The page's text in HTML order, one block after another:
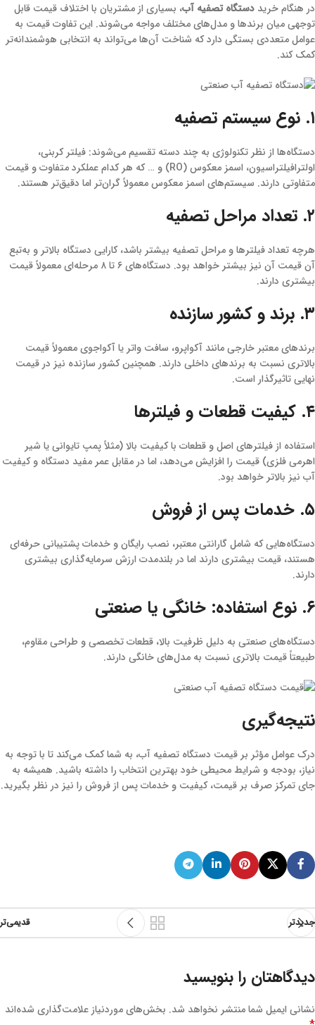
در هنگام خرید دستگاه تصفیه آب، بسیاری از مشتریان با اختلاف قیمت قابل
توجهی میان برندها و مدل‌های مختلف مواجه می‌شوند. این تفاوت قیمت به
عوامل متعددی بستگی دارد که شناخت آن‌ها می‌تواند به انتخابی هوشمندانه‌تر
کمک کند.
۱. نوع سیستم تصفیه
دستگاه‌ها از نظر تکنولوژی به چند دسته تقسیم می‌شوند: فیلتر کربنی،
اولترافیلتراسیون، اسمز معکوس (RO) و … که هر کدام عملکرد متفاوت و قیمت
متفاوتی دارند. سیستم‌های اسمز معکوس معمولاً گران‌تر اما دقیق‌تر هستند.
۲. تعداد مراحل تصفیه
هرچه تعداد فیلترها و مراحل تصفیه بیشتر باشد، کارایی دستگاه بالاتر و به‌تبع
آن قیمت آن نیز بیشتر خواهد بود. دستگاه‌های ۶ تا ۸ مرحله‌ای معمولاً قیمت
بیشتری دارند.
۳. برند و کشور سازنده
برندهای معتبر خارجی مانند آکواپرو، سافت واتر یا آکواجوی معمولاً قیمت
بالاتری نسبت به برندهای داخلی دارند. همچنین کشور سازنده نیز در قیمت
نهایی تاثیرگذار است.
۴. کیفیت قطعات و فیلترها
استفاده از فیلترهای اصل و قطعات با کیفیت بالا (مثلاً پمپ تایوانی یا شیر
اهرمی فلزی) قیمت را افزایش می‌دهد، اما در مقابل عمر مفید دستگاه و کیفیت
آب نیز بالاتر خواهد بود.
۵. خدمات پس از فروش
دستگاه‌هایی که شامل گارانتی معتبر، نصب رایگان و خدمات پشتیبانی حرفه‌ای
هستند، قیمت بیشتری دارند اما در بلندمدت ارزش سرمایه‌گذاری بیشتری
دارند.
۶. نوع استفاده: خانگی یا صنعتی
دستگاه‌های صنعتی به دلیل ظرفیت بالا، قطعات تخصصی و طراحی مقاوم،
طبیعتاً قیمت بالاتری نسبت به مدل‌های خانگی دارند.
نتیجه‌گیری
درک عوامل مؤثر بر قیمت دستگاه تصفیه آب، به شما کمک می‌کند تا با توجه به
نیاز، بودجه و شرایط محیطی خود بهترین انتخاب را داشته باشید. همیشه به
جای تمرکز صرف بر قیمت، کیفیت و خدمات پس از فروش را نیز در نظر بگیرید.
جدیدتر قدیمی‌تر
دیدگاهتان را بنویسید
نشانی ایمیل شما منتشر نخواهد شد. بخش‌های موردنیاز علامت‌گذاری شده‌اند